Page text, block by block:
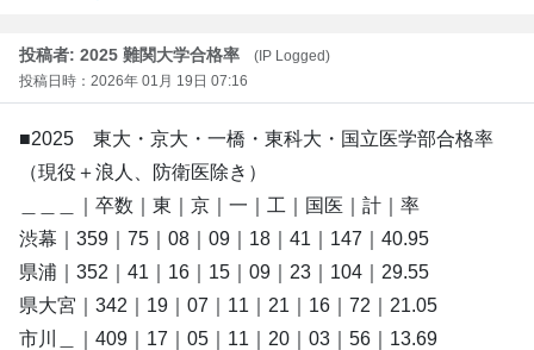
投稿者: 2025 難関大学合格率
(IP Logged)
投稿日時：2026年 01月 19日 07:16
■2025 東大・京大・一橋・東科大・国立医学部合格率
（現役＋浪人、防衛医除き）
＿＿＿｜卒数｜東｜京｜一｜工｜国医｜計｜率
渋幕｜359｜75｜08｜09｜18｜41｜147｜40.95
県浦｜352｜41｜16｜15｜09｜23｜104｜29.55
県大宮｜342｜19｜07｜11｜21｜16｜72｜21.05
市川＿｜409｜17｜05｜11｜20｜03｜56｜13.69